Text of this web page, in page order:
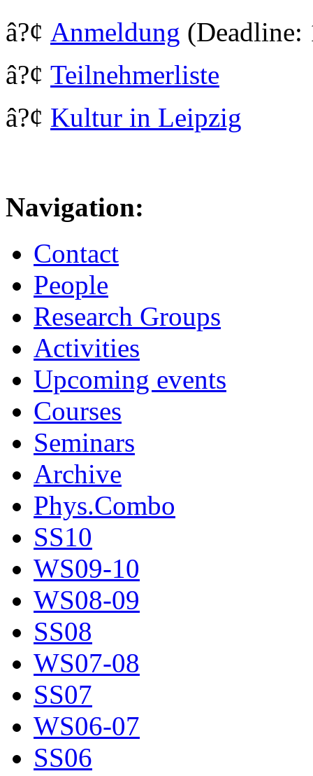
â?¢ Anmeldung (Deadline:
â?¢ Teilnehmerliste
â?¢ Kultur in Leipzig
Navigation:
Contact
People
Research Groups
Activities
Upcoming events
Courses
Seminars
Archive
Phys.Combo
SS10
WS09-10
WS08-09
SS08
WS07-08
SS07
WS06-07
SS06